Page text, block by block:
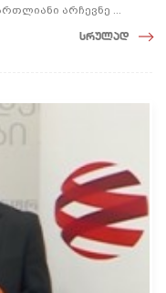
არჩევნე ...
სრულად